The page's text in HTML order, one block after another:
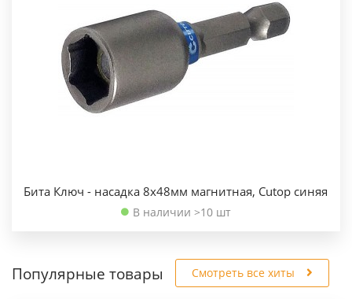
Бита Ключ - насадка 8х48мм магнитная, Cutop синяя
В наличии >10 шт
Популярные товары Смотреть все хиты